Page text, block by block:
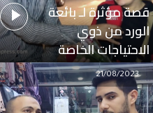
قصة مؤثرة لـ بائعة
الورد من ذوي
الاحتياجات الخاصة
21/08/2023